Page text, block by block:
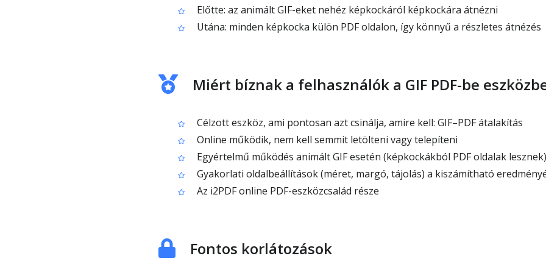
Előtte: az animált GIF-eket nehéz képkockáról képkockára átnézni
Utána: minden képkocka külön PDF oldalon, így könnyű a részletes átnézés
Miért bíznak a felhasználók a GIF PDF-be
Célzott eszköz, ami pontosan azt csinálja, amire kell: GIF–PDF átalakítás
Online működik, nem kell semmit letölteni vagy telepíteni
Egyértelmű működés animált GIF esetén (képkockákból PDF oldalak lesznek)
Gyakorlati oldalbeállítások (méret, margó, tájolás) a kiszámítható
Az i2PDF online PDF-eszközcsalád része
Fontos korlátozások